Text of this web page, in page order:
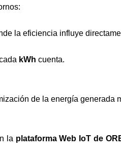
la eficiencia influye
kWh cuenta.
de la energía generada
la plataforma Web IoT de